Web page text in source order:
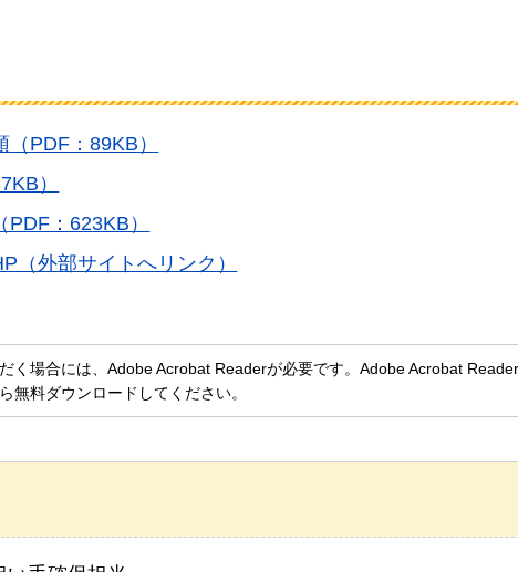
PDF：89KB）
）
：623KB）
（外部サイトへリンク）
く場合には、Adobe Acrobat Readerが必要です。Adobe Acrobat
無料ダウンロードしてください。